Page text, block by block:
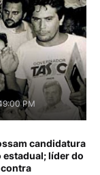
PM
candidatura
estadual; líder do